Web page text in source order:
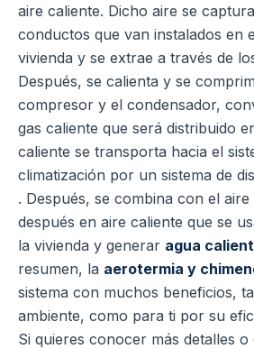
aire caliente. Dicho aire se
conductos que van instalados en
vivienda y se extrae a través de
Después, se calienta y se
compresor y el condensador,
gas caliente que será distribuido
caliente se transporta hacia el
climatización por un sistema de
. Después, se combina con el
después en aire caliente que se
la vivienda y generar agua
resumen, la aerotermia y
sistema con muchos beneficios,
ambiente, como para ti por su
Si quieres conocer más detalles